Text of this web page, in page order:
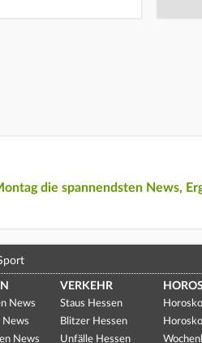
die spannendsten News,
News
News
News
VERKEHR
Staus Hessen
Blitzer Hessen
Unfälle Hessen